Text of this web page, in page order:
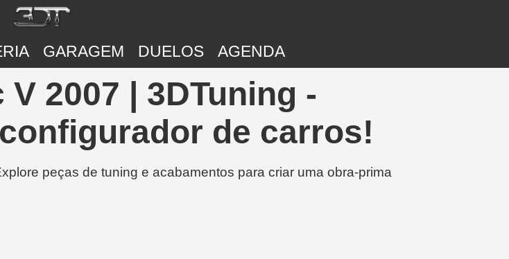
GARAGEM DUELOS AGENDA
2007 | 3DTuning -
de carros!
peças de tuning e acabamentos para criar uma obra-prima